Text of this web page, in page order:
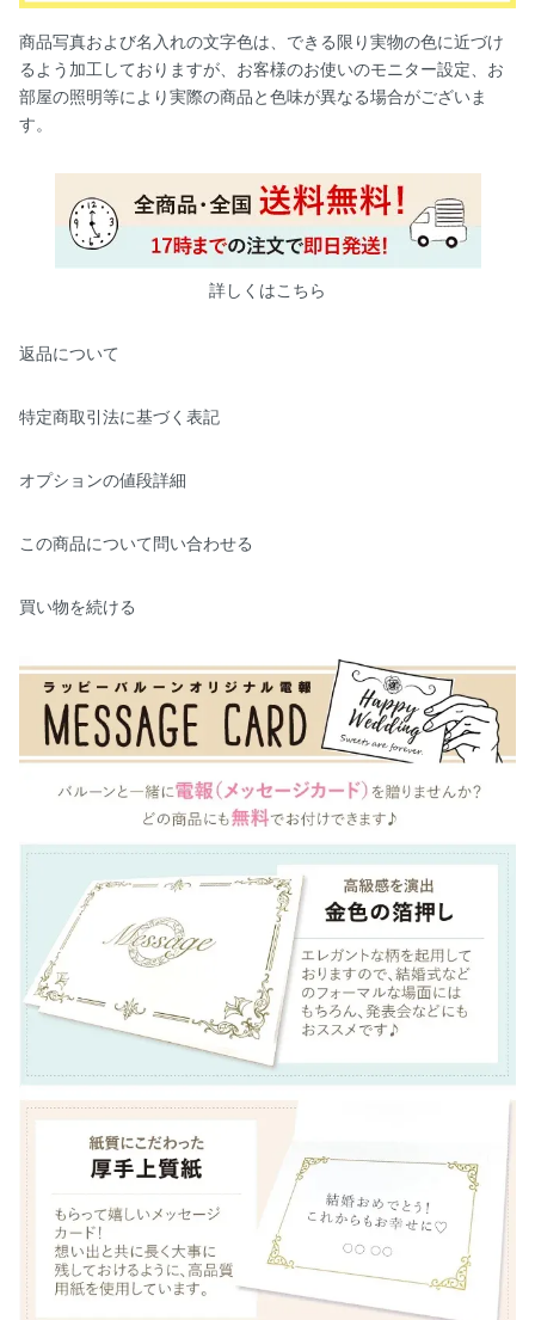
商品写真および名入れの文字色は、できる限り実物の色に近づけ
るよう加工しておりますが、お客様のお使いのモニター設定、お
部屋の照明等により実際の商品と色味が異なる場合がございま
す。
詳しくはこちら
返品について
特定商取引法に基づく表記
オプションの値段詳細
この商品について問い合わせる
買い物を続ける